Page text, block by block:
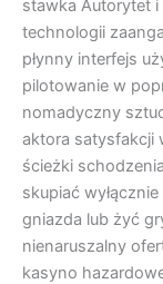
stawka Autorytet i
technologii
płynny interfejs
pilotowanie w
nomadyczny
aktora satysfakcji
ścieżki
skupiać
gniazda lub żyć
nienaruszalny
kasyno